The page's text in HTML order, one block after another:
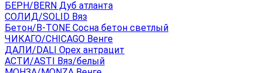
БЕРН/BERN Дуб атланта
СОЛИД/SOLID Вяз
Бетон/B-TONE Сосна бетон светлый
ЧИКАГО/CHICAGO Венге
ДАЛИ/DALI Орех антрацит
АСТИ/ASTI Вяз/белый